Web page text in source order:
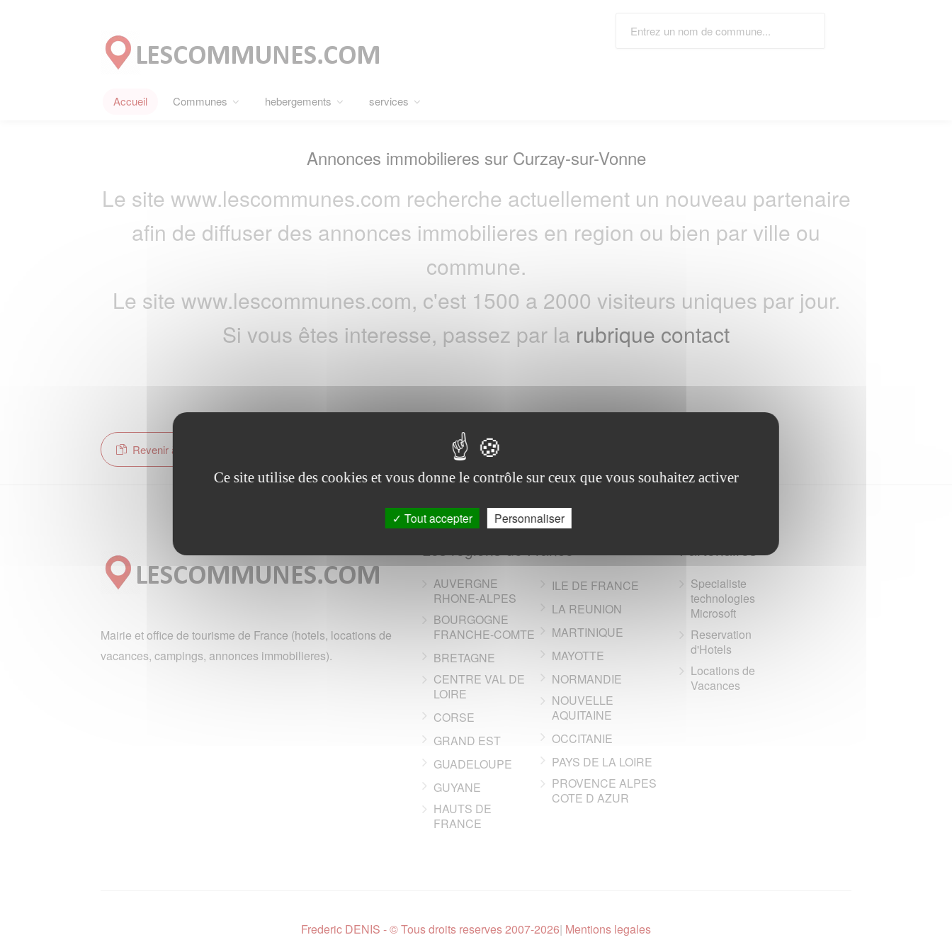
Accueil Communes hebergements services
Annonces immobilieres sur Curzay-sur-Vonne
Le site www.lescommunes.com recherche actuellement un nouveau partenaire
afin de diffuser des annonces immobilieres en region ou bien par ville ou
commune.
Le site www.lescommunes.com, c'est 1500 a 2000 visiteurs uniques par jour.
Si vous êtes interesse, passez par la rubrique contact
Revenir à la page d'accueil
Mairie et office de tourisme de France (hotels, locations de
vacances, campings, annonces immobilieres).
Les regions de France
AUVERGNE
RHONE-ALPES
BOURGOGNE
FRANCHE-COMTE
BRETAGNE
CENTRE VAL DE
LOIRE
CORSE
GRAND EST
GUADELOUPE
GUYANE
HAUTS DE
FRANCE
ILE DE FRANCE
LA REUNION
MARTINIQUE
MAYOTTE
NORMANDIE
NOUVELLE
AQUITAINE
OCCITANIE
PAYS DE LA LOIRE
PROVENCE ALPES
COTE D AZUR
Partenaires
Specialiste
technologies
Microsoft
Reservation
d'Hotels
Locations de
Vacances
Frederic DENIS - © Tous droits reserves 2007-2026| Mentions legales
Ce site utilise des cookies et vous donne le contrôle sur ceux que vous souhaitez activer
Tout accepter Personnaliser